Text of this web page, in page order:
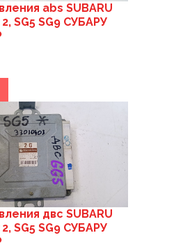
abs SUBARU
2, SG5 SG9 СУБАРУ
двс SUBARU
2, SG5 SG9 СУБАРУ